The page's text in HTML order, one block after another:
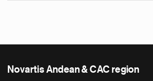
Novartis Andean & CAC region